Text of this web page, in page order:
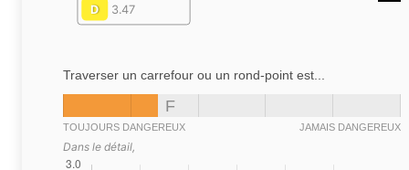
D
3.47
Traverser un carrefour ou un rond-point est...
F
TOUJOURS DANGEREUX JAMAIS DANGEREUX
Dans le détail,